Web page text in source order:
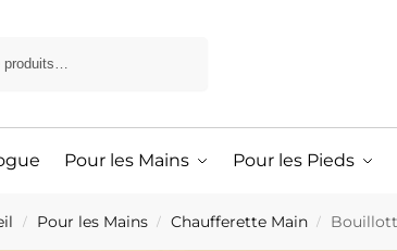
Pour les Mains Pour les Pieds
/ Pour les Mains / Chaufferette Main /